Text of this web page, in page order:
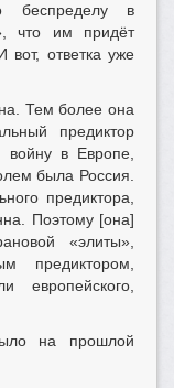
беспределу в
что им придёт
вот, ответка уже
Тем более она
предиктор
в Европе,
была Россия.
предиктора,
Поэтому [она]
«элиты»,
предиктором,
европейского,
на прошлой